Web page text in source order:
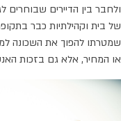
ולחבר בין הדיירים
של בית וקהילתיות כבר
שמטרתו להפוך את השכונה
או המחיר, אלא גם בזכות